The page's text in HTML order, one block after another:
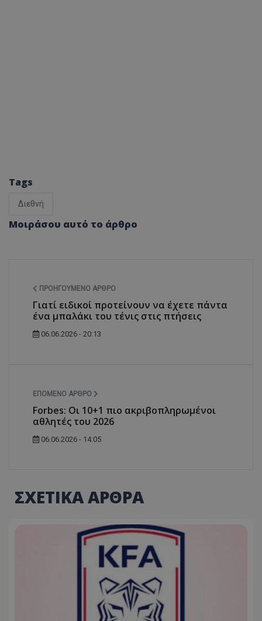
Tags
Διεθνή
Μοιράσου αυτό το άρθρο
ΠΡΟΗΓΟΎΜΕΝΟ ΆΡΘΡΟ
Γιατί ειδικοί προτείνουν να έχετε πάντα
ένα μπαλάκι του τένις στις πτήσεις
06.06.2026 - 20:13
ΕΠΌΜΕΝΟ ΆΡΘΡΟ
Forbes: Οι 10+1 πιο ακριβοπληρωμένοι
αθλητές του 2026
06.06.2026 - 14:05
ΣΧΕΤΙΚΑ ΑΡΘΡΑ